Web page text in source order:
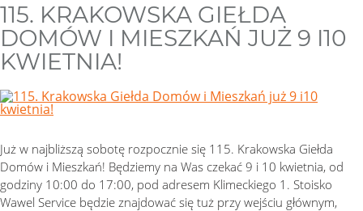
115. KRAKOWSKA GIEŁDA
DOMÓW I MIESZKAŃ JUŻ 9 I10
KWIETNIA!
Już w najbliższą sobotę rozpocznie się 115. Krakowska Giełda
Domów i Mieszkań! Będziemy na Was czekać 9 i 10 kwietnia, od
godziny 10:00 do 17:00, pod adresem Klimeckiego 1. Stoisko
Wawel Service będzie znajdować się tuż przy wejściu głównym,